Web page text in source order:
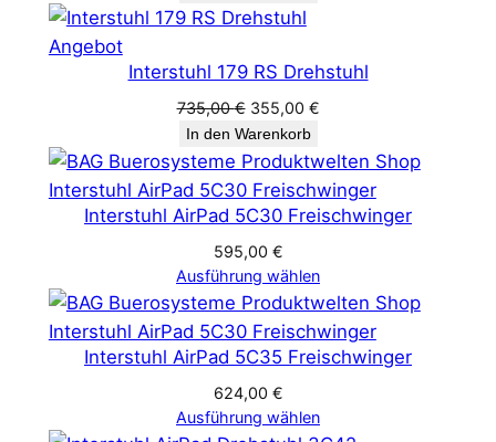
war:
AngebotProdukt
im
Angebot
Interstuhl 179 RS Drehstuhl
735,00€ Ursprünglicher
Preis
war:
735,00 €
355,00 €Aktueller
ist:
355,00 €.
In den Warenkorb
Interstuhl AirPad 5C30 Freischwinger
595,00 €
Ausführung wählen
Interstuhl AirPad 5C35 Freischwinger
624,00 €
Ausführung wählen